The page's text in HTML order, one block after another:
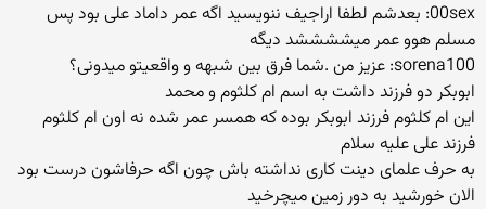
00sex: بعدشم لطفا اراجیف ننویسید اگه عمر داماد علی بود پس
مسلم هوو عمر میششششد دیگه
sorena100: عزیز من .شما فرق بین شبهه و واقعیتو میدونی؟
ابوبکر دو فرزند داشت به اسم ام کلثوم و محمد
این ام کلثوم فرزند ابوبکر بوده که همسر عمر شده نه اون ام کلثوم
فرزند علی علیه سلام
به حرف علمای دینت کاری نداشته باش چون اگه حرفاشون درست بود
الان خورشید به دور زمین میچرخید